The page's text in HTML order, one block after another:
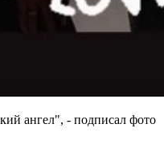
ангел", - подписал фото